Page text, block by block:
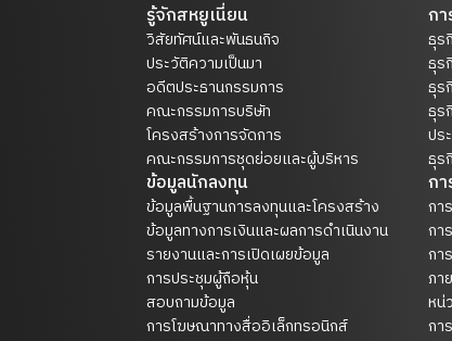
รู้จักสหยูเนี่ยน
วิสัยทัศน์และพันธนกิจ
ประวัติความเป็นมา
อดีตประธานกรรมการ
คณะกรรมการบริษัท
โครงสร้างการจัดการ
คณะกรรมการชุดย่อยและผู้บริหาร
ข้อมูลนักลงทุน
ข้อมูลพื้นฐานการลงทุนและโครงสร้าง
ข้อมูลทางการเงินและผลการดำเนินงาน
รายงานและการเปิดเผยข้อมูล
การประชุมผู้ถือหุ้น
สอบถามข้อมูล
การโฆษณาทางสื่ออิเล็กทรอนิกส์
ก
ธุร
ธุร
ธุร
ธุร
ปร
ธุร
ก
กา
กา
กา
ภา
หน่
กา